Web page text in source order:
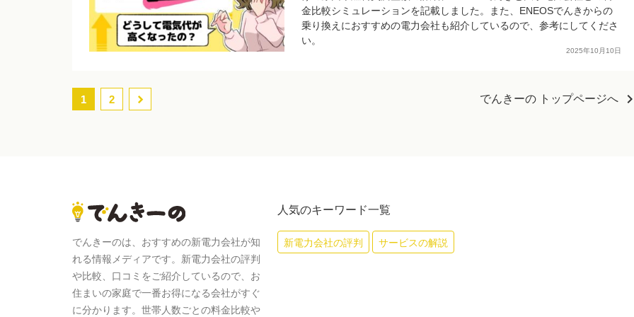
金比較シミュレーションを記載しました。また、ENEOSでんきからの
乗り換えにおすすめの電力会社も紹介しているので、参考にしてくださ
い。
2025年10月10日
1 2 でんきーの トップページへ
でんきーのは、おすすめの新電力会社が知
れる情報メディアです。新電力会社の評判
や比較、口コミをご紹介しているので、お
住まいの家庭で一番お得になる会社がすぐ
に分かります。世帯人数ごとの料金比較や
人気のキーワード一覧
新電力会社の評判 サービスの解説